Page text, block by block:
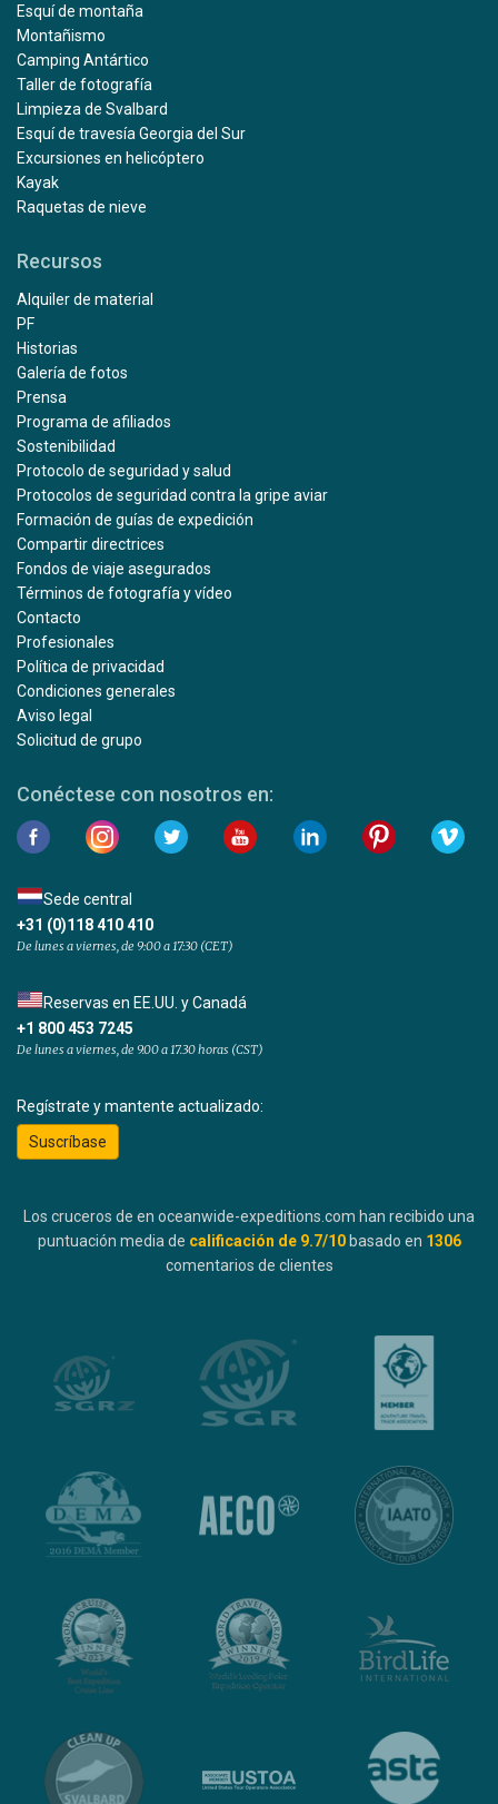
Esquí de montaña
Montañismo
Camping Antártico
Taller de fotografía
Limpieza de Svalbard
Esquí de travesía Georgia del Sur
Excursiones en helicóptero
Kayak
Raquetas de nieve
Recursos
Alquiler de material
PF
Historias
Galería de fotos
Prensa
Programa de afiliados
Sostenibilidad
Protocolo de seguridad y salud
Protocolos de seguridad contra la gripe aviar
Formación de guías de expedición
Compartir directrices
Fondos de viaje asegurados
Términos de fotografía y vídeo
Contacto
Profesionales
Política de privacidad
Condiciones generales
Aviso legal
Solicitud de grupo
Conéctese con nosotros en:
Sede central
+31 (0)118 410 410
De lunes a viernes, de 9:00 a 17:30 (CET)
Reservas en EE.UU. y Canadá
+1 800 453 7245
De lunes a viernes, de 9.00 a 17.30 horas (CST)
Regístrate y mantente actualizado:
Suscríbase
Los cruceros de en oceanwide-expeditions.com han recibido una
puntuación media de calificación de 9.7/10 basado en 1306
comentarios de clientes